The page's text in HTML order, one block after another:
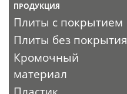
ПРОДУКЦИЯ
Плиты с покрытием
Плиты без покрытия
Кромочный
материал